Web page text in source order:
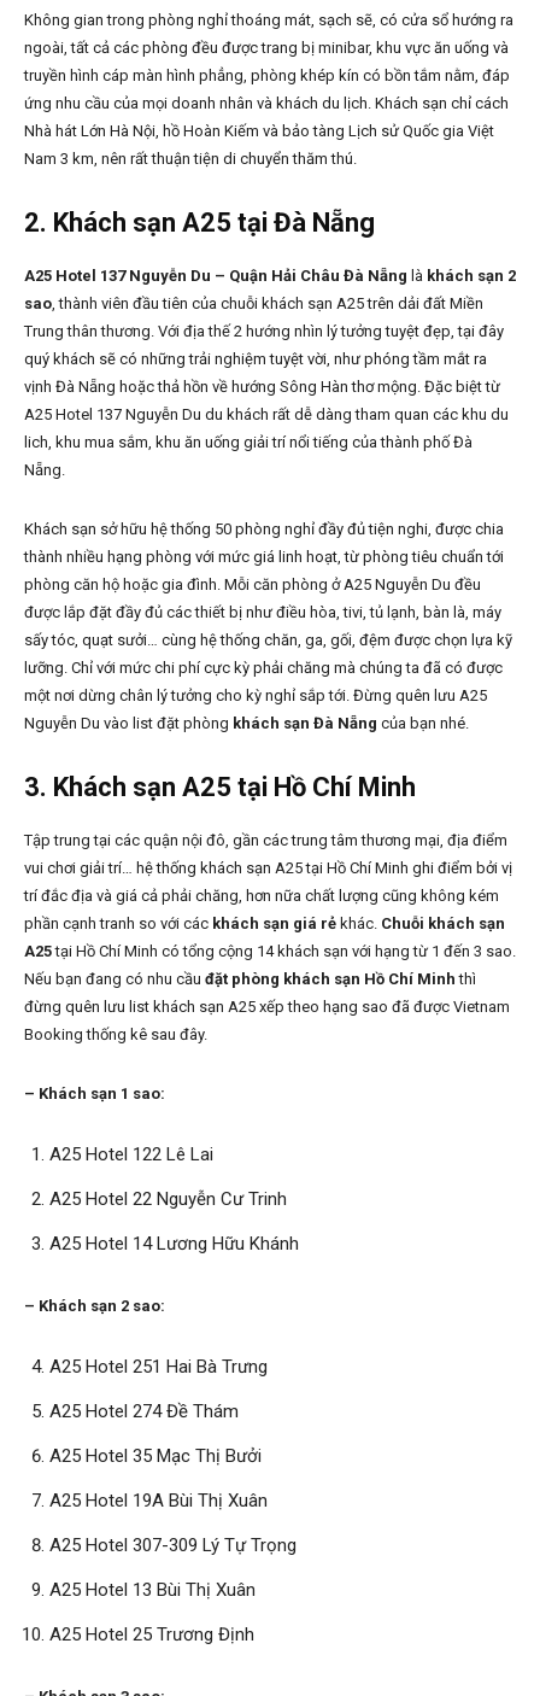
Không gian trong phòng nghỉ thoáng mát, sạch sẽ, có cửa sổ hướng ra
ngoài, tất cả các phòng đều được trang bị minibar, khu vực ăn uống và
truyền hình cáp màn hình phẳng, phòng khép kín có bồn tắm nằm, đáp
ứng nhu cầu của mọi doanh nhân và khách du lịch. Khách sạn chỉ cách
Nhà hát Lớn Hà Nội, hồ Hoàn Kiếm và bảo tàng Lịch sử Quốc gia Việt
Nam 3 km, nên rất thuận tiện di chuyển thăm thú.
2. Khách sạn A25 tại Đà Nẵng
A25 Hotel 137 Nguyễn Du – Quận Hải Châu Đà Nẵng là khách sạn 2
sao , thành viên đầu tiên của chuỗi khách sạn A25 trên dải đất Miền
Trung thân thương. Với địa thế 2 hướng nhìn lý tưởng tuyệt đẹp, tại đây
quý khách sẽ có những trải nghiệm tuyệt vời, như phóng tầm mắt ra
vịnh Đà Nẵng hoặc thả hồn về hướng Sông Hàn thơ mộng. Đặc biệt từ
A25 Hotel 137 Nguyễn Du du khách rất dễ dàng tham quan các khu du
lich, khu mua sắm, khu ăn uống giải trí nổi tiếng của thành phố Đà
Nẵng.
Khách sạn sở hữu hệ thống 50 phòng nghỉ đầy đủ tiện nghi, được chia
thành nhiều hạng phòng với mức giá linh hoạt, từ phòng tiêu chuẩn tới
phòng căn hộ hoặc gia đình. Mỗi căn phòng ở A25 Nguyễn Du đều
được lắp đặt đầy đủ các thiết bị như điều hòa, tivi, tủ lạnh, bàn là, máy
sấy tóc, quạt sưởi… cùng hệ thống chăn, ga, gối, đệm được chọn lựa kỹ
lưỡng. Chỉ với mức chi phí cực kỳ phải chăng mà chúng ta đã có được
một nơi dừng chân lý tưởng cho kỳ nghỉ sắp tới. Đừng quên lưu A25
Nguyễn Du vào list đặt phòng khách sạn Đà Nẵng của bạn nhé.
3. Khách sạn A25 tại Hồ Chí Minh
Tập trung tại các quận nội đô, gần các trung tâm thương mại, địa điểm
vui chơi giải trí… hệ thống khách sạn A25 tại Hồ Chí Minh ghi điểm bởi vị
trí đắc địa và giá cả phải chăng, hơn nữa chất lượng cũng không kém
phần cạnh tranh so với các khách sạn giá rẻ khác. Chuỗi khách sạn
A25tại Hồ Chí Minh có tổng cộng 14 khách sạn với hạng từ 1 đến 3 sao.
Nếu bạn đang có nhu cầu đặt phòng khách sạn Hồ Chí Minh thì
đừng quên lưu list khách sạn A25 xếp theo hạng sao đã được Vietnam
Booking thống kê sau đây.
– Khách sạn 1 sao:
A25 Hotel 122 Lê Lai
A25 Hotel 22 Nguyễn Cư Trinh
A25 Hotel 14 Lương Hữu Khánh
– Khách sạn 2 sao:
A25 Hotel 251 Hai Bà Trưng
A25 Hotel 274 Đề Thám
A25 Hotel 35 Mạc Thị Bưởi
A25 Hotel 19A Bùi Thị Xuân
A25 Hotel 307-309 Lý Tự Trọng
A25 Hotel 13 Bùi Thị Xuân
A25 Hotel 25 Trương Định